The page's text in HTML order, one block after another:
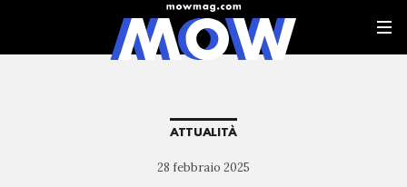
ATTUALITÀ
28 febbraio 2025